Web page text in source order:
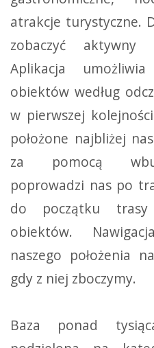
atrakcje turystyczne.
zobaczyć aktywny
Aplikacja
obiektów według
w pierwszej
położone najbliżej
za pomocą
poprowadzi nas po
do początku trasy
obiektów.
naszego położenia
gdy z niej zboczymy.
Baza ponad